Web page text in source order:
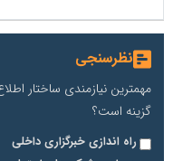
نظرسنجی
مهمترین نیازمندی ساختار
گزینه است؟
راه اندازی خبرگزاری داخلی